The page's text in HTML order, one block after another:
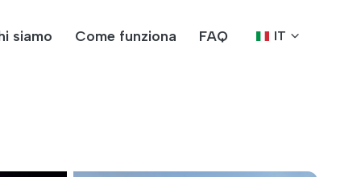
siamo Come funziona FAQ IT